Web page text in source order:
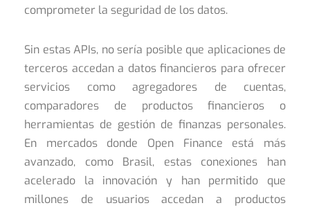
comprometer la seguridad de los datos.
Sin estas APIs, no sería posible que aplicaciones de
terceros accedan a datos financieros para ofrecer
servicios como agregadores de cuentas,
comparadores de productos financieros o
herramientas de gestión de finanzas personales.
En mercados donde Open Finance está más
avanzado, como Brasil, estas conexiones han
acelerado la innovación y han permitido que
millones de usuarios accedan a productos